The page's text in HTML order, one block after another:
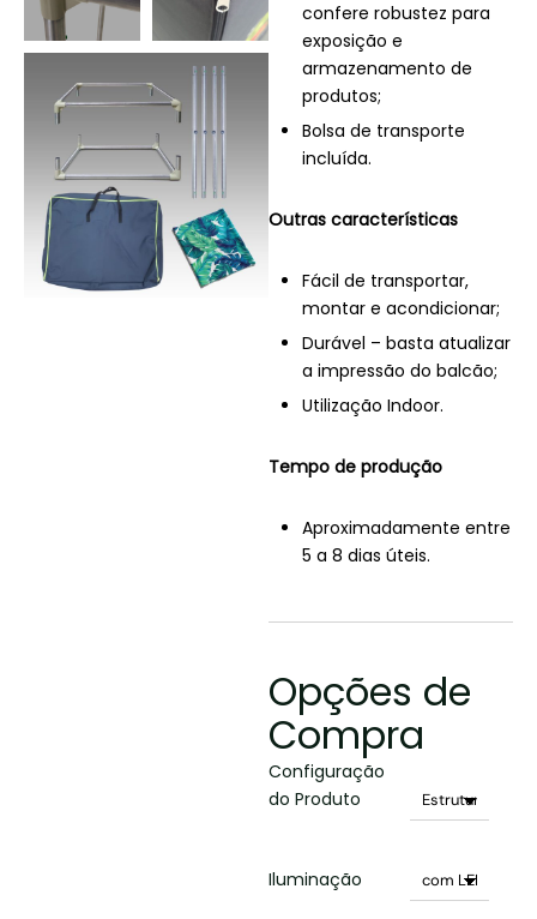
confere robustez para
exposição e
armazenamento de
produtos;
Bolsa de transporte
incluída.
Outras características
Fácil de transportar,
montar e acondicionar;
Durável – basta atualizar
a impressão do balcão;
Utilização Indoor.
Tempo de produção
Aproximadamente entre
5 a 8 dias úteis.
Opções de
Compra
Configuração
do Produto
Iluminação